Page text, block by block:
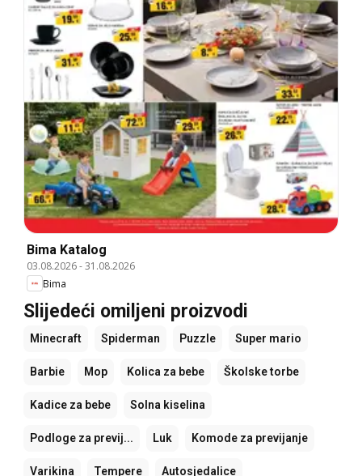
Bima Katalog
03.08.2026-31.08.2026
Bima
Slijedeći omiljeni proizvodi
Minecraft Spiderman Puzzle Super mario
Barbie Mop Kolica za bebe Školske torbe
Kadice za bebe Solna kiselina
Podloge za previj... Luk Komode za previjanje
Varikina Tempere Autosjedalice